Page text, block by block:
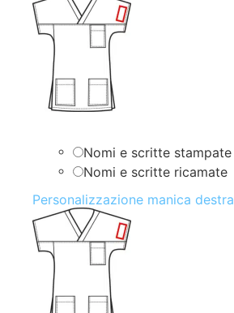
Nomi e scritte stampate
Nomi e scritte ricamate
Personalizzazione manica destra